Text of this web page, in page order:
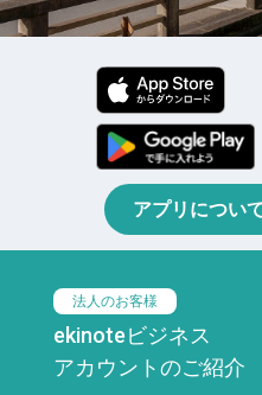
アプリについ
法人のお客様
ekinoteビジネス
アカウントのご紹介